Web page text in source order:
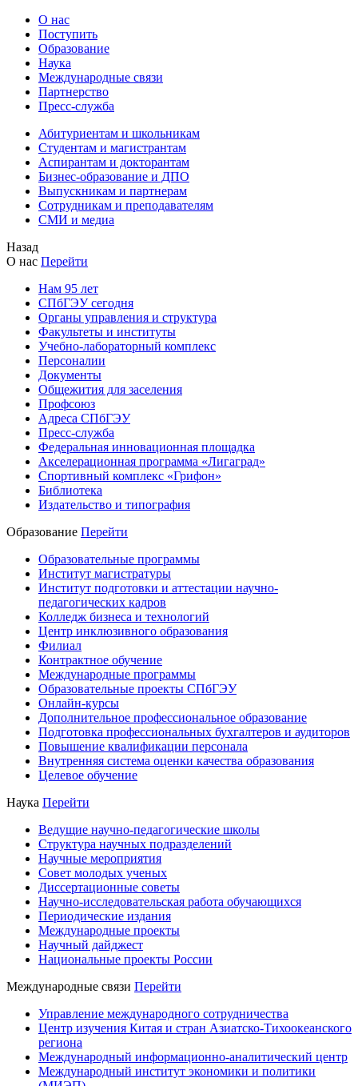
О нас
Поступить
Образование
Наука
Международные связи
Партнерство
Пресс-служба
Абитуриентам и школьникам
Студентам и магистрантам
Аспирантам и докторантам
Бизнес-образование и ДПО
Выпускникам и партнерам
Сотрудникам и преподавателям
СМИ и медиа
Назад
О нас Перейти
Нам 95 лет
СПбГЭУ сегодня
Органы управления и структура
Факультеты и институты
Учебно-лабораторный комплекс
Персоналии
Документы
Общежития для заселения
Профсоюз
Адреса СПбГЭУ
Пресс-служба
Федеральная инновационная площадка
Акселерационная программа «Лигаград»­­
Спортивный комплекс «Грифон»
Библиотека
Издательство и типография
Образование Перейти
Образовательные программы
Институт магистратуры
Институт подготовки и аттестации научно-
педагогических кадров
Колледж бизнеса и технологий
Центр инклюзивного образования
Филиал
Контрактное обучение
Международные программы
Образовательные проекты СПбГЭУ
Онлайн-курсы
Дополнительное профессиональное образование
Подготовка профессиональных бухгалтеров и аудиторов
Повышение квалификации персонала
Внутренняя система оценки качества образования
Целевое обучение
Наука Перейти
Ведущие научно-педагогические школы
Структура научных подразделений
Научные мероприятия
Совет молодых ученых
Диссертационные советы
Научно-исследовательская работа обучающихся
Периодические издания
Международные проекты
Научный дайджест
Национальные проекты России
Международные связи Перейти
Управление международного сотрудничества
Центр изучения Китая и стран Азиатско-Тихоокеанского
региона
Международный информационно-аналитический центр
Международный институт экономики и политики